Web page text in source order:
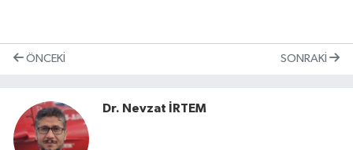
ÖNCEKI SONRAKI
Dr. Nevzat İRTEM